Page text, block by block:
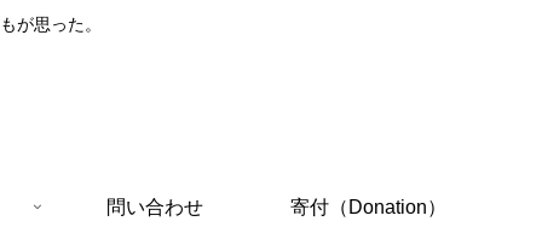
が思った。
問い合わせ 寄付（Donation）